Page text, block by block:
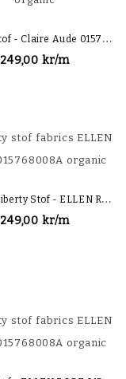
L
Iberty Stof - Claire Aude 01570010A Organic
249,00 kr/m
C
Opy Of Liberty Stof - ELLEN ROSE 015768008A Organic
249,00 kr/m